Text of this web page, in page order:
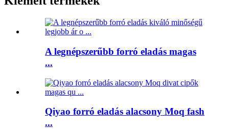
A legnépszerűbb forró eladás magas
...
Qiyao forró eladás alacsony Moq fash
...